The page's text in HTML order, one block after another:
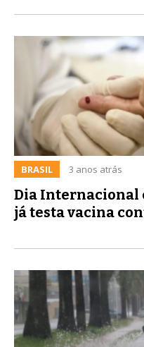
BRASIL 3 anos atrás
Dia Internacional
já testa vacina